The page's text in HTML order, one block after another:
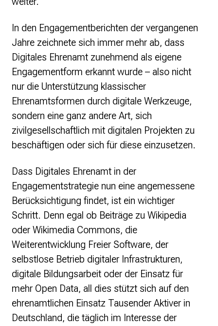
Zum Inhalt überspringen
In den Engagementberichten der vergangenen
Jahre zeichnete sich immer mehr ab, dass
Digitales Ehrenamt zunehmend als eigene
Engagementform erkannt wurde – also nicht
nur die Unterstützung klassischer
Ehrenamtsformen durch digitale Werkzeuge,
sondern eine ganz andere Art, sich
zivilgesellschaftlich mit digitalen Projekten zu
beschäftigen oder sich für diese einzusetzen.
Dass Digitales Ehrenamt in der
Engagementstrategie nun eine angemessene
Berücksichtigung findet, ist ein wichtiger
Schritt. Denn egal ob Beiträge zu Wikipedia
oder Wikimedia Commons, die
Weiterentwicklung Freier Software, der
selbstlose Betrieb digitaler Infrastrukturen,
digitale Bildungsarbeit oder der Einsatz für
mehr Open Data, all dies stützt sich auf den
ehrenamtlichen Einsatz Tausender Aktiver in
Deutschland, die täglich im Interesse der